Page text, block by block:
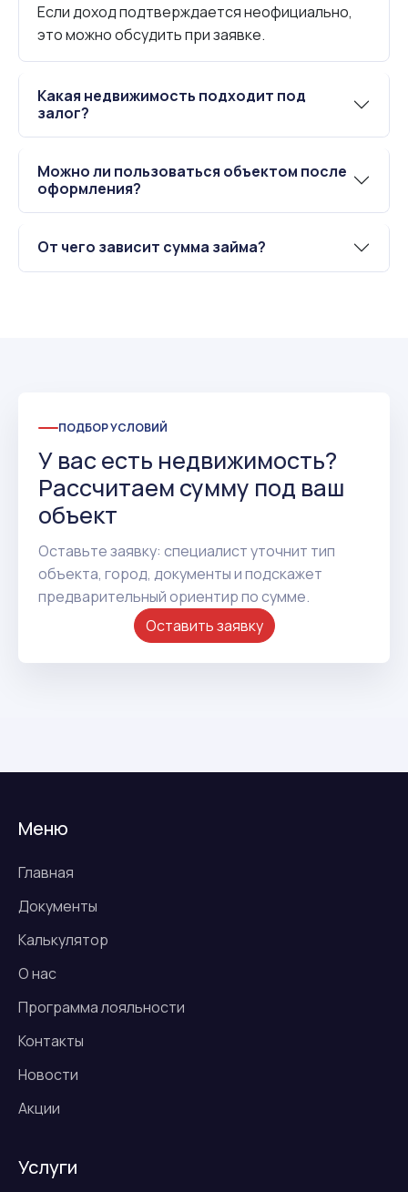
Если доход подтверждается неофициально,
это можно обсудить при заявке.
Какая недвижимость подходит под
залог?
Можно ли пользоваться объектом после
оформления?
От чего зависит сумма займа?
ПОДБОР УСЛОВИЙ
У вас есть недвижимость?
Рассчитаем сумму под ваш
объект
Оставьте заявку: специалист уточнит тип
объекта, город, документы и подскажет
предварительный ориентир по сумме.
Оставить заявку
Меню
Главная
Документы
Калькулятор
О нас
Программа лояльности
Контакты
Новости
Акции
Услуги